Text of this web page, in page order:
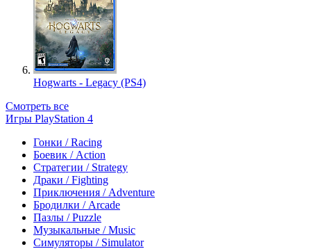
Hogwarts - Legacy (PS4)
Смотреть все
Игры PlayStation 4
Гонки / Racing
Боевик / Action
Стратегии / Strategy
Драки / Fighting
Приключения / Adventure
Бродилки / Arcade
Пазлы / Puzzle
Музыкальные / Music
Симуляторы / Simulator